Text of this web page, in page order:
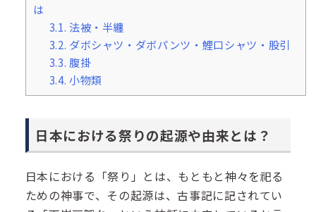
は
3.1. 法被・半纏
3.2. ダボシャツ・ダボパンツ・鯉口シャツ・股引
3.3. 腹掛
3.4. 小物類
日本における祭りの起源や由来とは？
日本における「祭り」とは、もともと神々を祀る
ための神事で、その起源は、古事記に記されてい